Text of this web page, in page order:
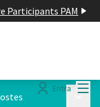
Participants PAM
Entra